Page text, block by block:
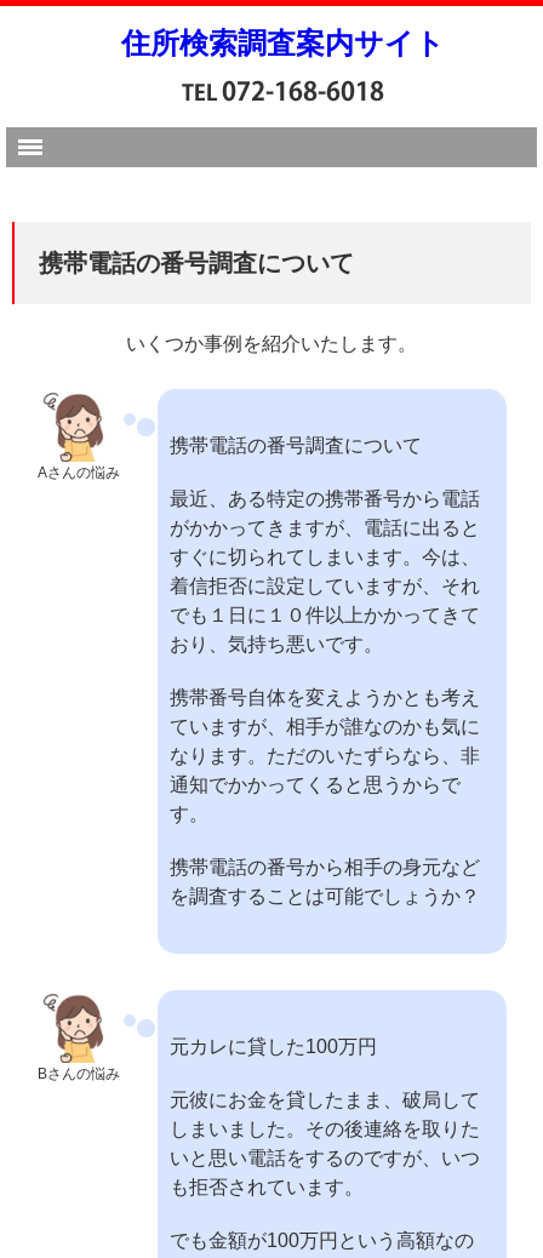
住所検索調査案内サイト
携帯電話の番号調査について
いくつか事例を紹介いたします。
Aさんの悩み
携帯電話の番号調査について
最近、ある特定の携帯番号から電話
がかかってきますが、電話に出ると
すぐに切られてしまいます。今は、
着信拒否に設定していますが、それ
でも１日に１０件以上かかってきて
おり、気持ち悪いです。
携帯番号自体を変えようかとも考え
ていますが、相手が誰なのかも気に
なります。ただのいたずらなら、非
通知でかかってくると思うからで
す。
携帯電話の番号から相手の身元など
を調査することは可能でしょうか？
Bさんの悩み
元カレに貸した100万円
元彼にお金を貸したまま、破局して
しまいました。その後連絡を取りた
いと思い電話をするのですが、いつ
も拒否されています。
でも金額が100万円という高額なの